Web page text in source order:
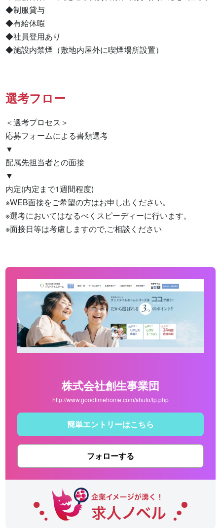
◆制服貸与
◆有給休暇
◆社員登用あり
◆施設内禁煙（敷地内屋外に喫煙場所設置）
選考フロー
＜選考プロセス＞
応募フォームによる書類選考
▼
配属先担当者との面接
▼
内定(内定まで1週間程度)
※WEB面接をご希望の方はお申し出ください。
※選考においてはなるべくスピーディーに行います。
※面接日等は考慮しますので,ご相談ください
株式会社創生事業団
http://www.goodtimehome.com/shuto/lp.php
簡単エントリーはこちら
フォローする